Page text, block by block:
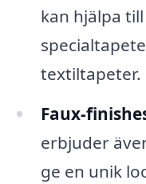
kan hjälpa
textiltapeter.
Faux-
erbjuder
ge en unik